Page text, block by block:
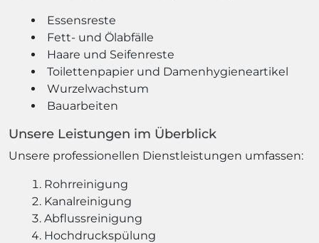
Essensreste
Fett- und Ölabfälle
Haare und Seifenreste
Toilettenpapier und Damenhygieneartikel
Wurzelwachstum
Bauarbeiten
Unsere Leistungen im Überblick
Unsere professionellen Dienstleistungen umfassen:
Rohrreinigung
Kanalreinigung
Abflussreinigung
Hochdruckspülung